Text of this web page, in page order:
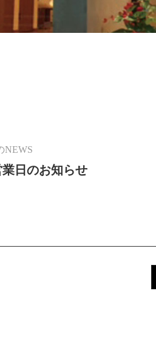
NEWS
業日のお知らせ